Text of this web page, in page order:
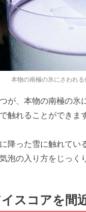
本物の南極の氷にさわれ
が、本物の南極の
触れることができま
降った雪に触れてい
泡の入り方をじっく
スコアを間